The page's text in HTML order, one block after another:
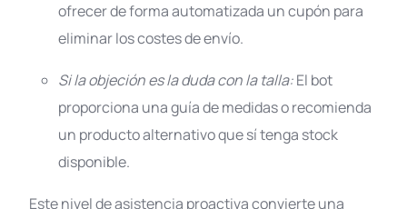
ofrecer de forma automatizada un cupón para
eliminar los costes de envío.
Si la objeción es la duda con la talla:El bot
proporciona una guía de medidas o recomienda
un producto alternativo que sí tenga stock
disponible.
Este nivel de asistencia proactiva convierte una